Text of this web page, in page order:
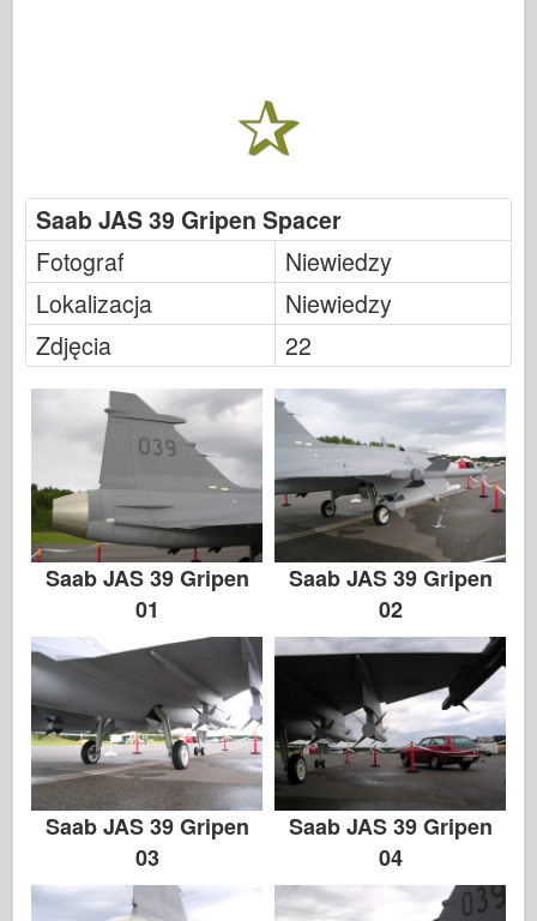
Saab JAS 39 Gripen Spacer
Fotograf
Niewiedzy
Lokalizacja
Niewiedzy
Zdjęcia
22
Saab JAS 39 Gripen
01
Saab JAS 39 Gripen
02
Saab JAS 39 Gripen
03
Saab JAS 39 Gripen
04